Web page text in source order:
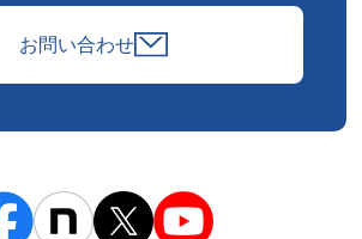
お問い合わせ